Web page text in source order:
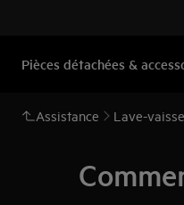
Pièces détachées &
Assistance Lave-